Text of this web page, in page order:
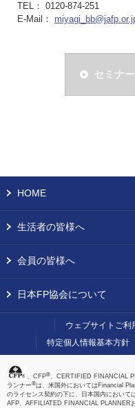
TEL： 0120-874-251
E-Mail：
セミナ
HOME
生活者の皆様へ
会員の皆様へ
日本FP協会について
ウェブサイトご利
特定個人情報基本方針
、CFP®、CERTIFIED FINANCIAL
ランナー®は、米国外においてはFinancial
のライセンス契約の下に、日本国内において
AFP、AFFILIATED FINANCIAL PLANNER